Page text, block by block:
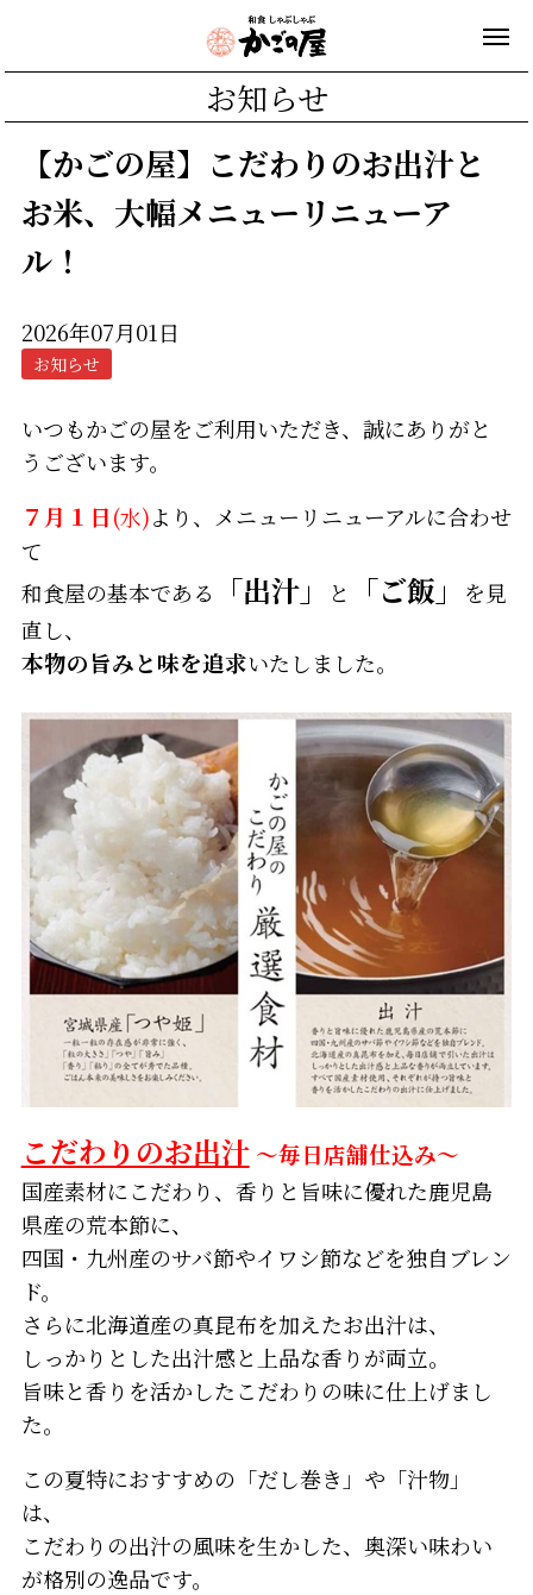
お知らせ
【かごの屋】こだわりのお出汁と
お米、大幅メニューリニューア
ル！
2026年07月01日
お知らせ
いつもかごの屋をご利用いただき、誠にありがと
うございます。
７月１日(水)より、メニューリニューアルに合わせ
て
和食屋の基本である
「出汁」 と 「ご飯」
を見
直し、
本物の旨みと味を追求いたしました。
こだわりのお出汁～毎日店舗仕込み～
国産素材にこだわり、香りと旨味に優れた鹿児島
県産の荒本節に、
四国・九州産のサバ節やイワシ節などを独自ブレン
ド。
さらに北海道産の真昆布を加えたお出汁は、
しっかりとした出汁感と上品な香りが両立。
旨味と香りを活かしたこだわりの味に仕上げまし
た。
この夏特におすすめの「だし巻き」や「汁物」
は、
こだわりの出汁の風味を生かした、奥深い味わい
が格別の逸品です。